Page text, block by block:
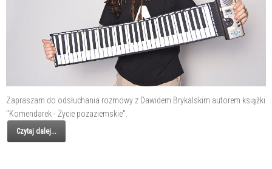
Zapraszam do odsłuchania rozmowy z Dawidem Brykalskim autorem książki
"Komendarek - Życie pozaziemskie".
Czytaj dalej...